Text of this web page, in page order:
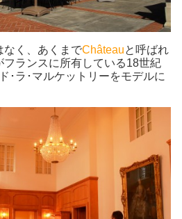
なく、あくまでChâteauと呼ばれ
ランスに所有している18世紀
･ラ･マルケットリーをモデルに